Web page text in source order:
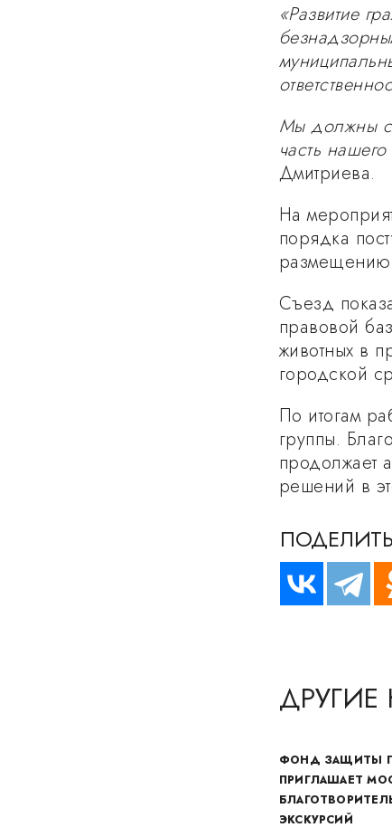
«Развитие
Мы должны
часть
Дмитриева.
На
порядка
размещению
Съезд
правовой
животных в
городской
По итогам
группы.
продолжает
решений в
ФОНД ЗАЩИТЫ
ПРИГЛАШАЕТ
ЭКСКУРСИЙ